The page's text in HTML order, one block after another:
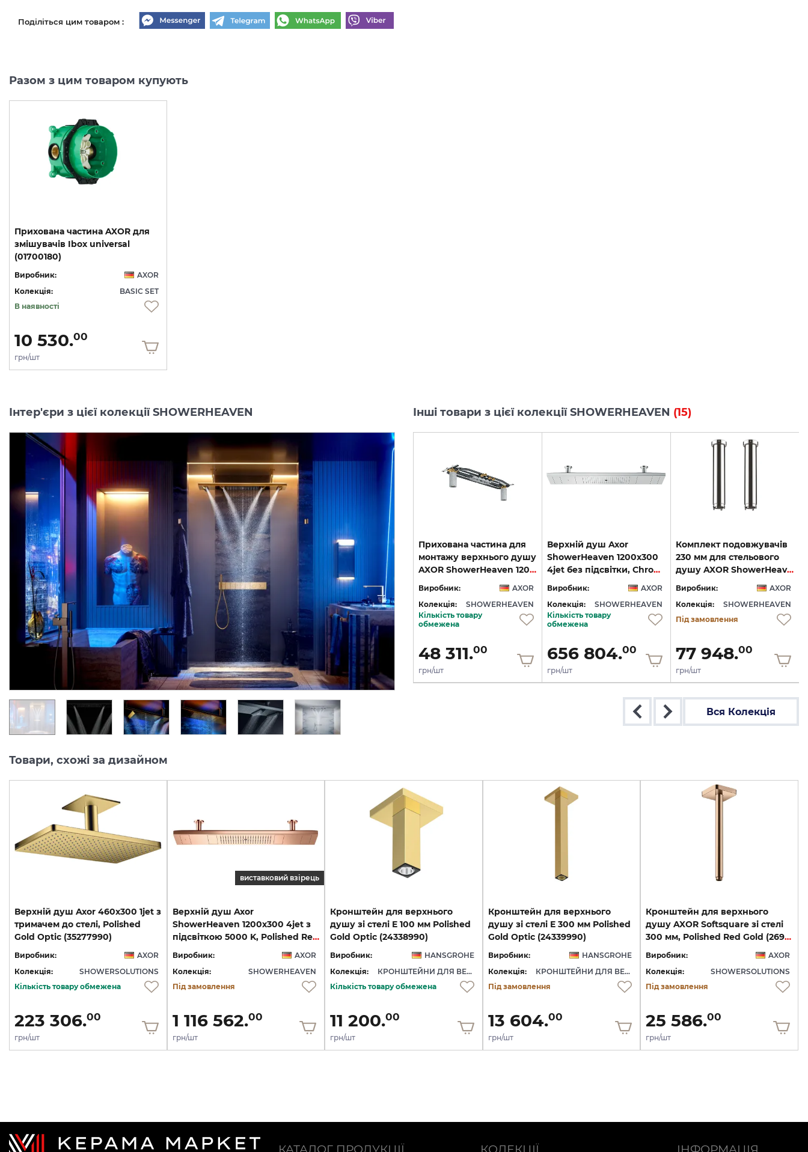
Поділіться цим товаром :
Разом з цим товаром купують
Прихована частина AXOR для
змішувачів Ibox universal
(01700180)
Виробник:
AXOR
Колекція:
BASIC SET
В наявності
10 530.00
грн/шт
Інтер'єри з цієї колекції SHOWERHEAVEN Інші товари з цієї колекції SHOWERHEAVEN (15)
Прихована частина для
монтажу верхнього душу
AXOR ShowerHeaven 1200/300 4Jet з модулем світла (12922180)
Виробник:
AXOR
Колекція:
SHOWERHEAVEN
Під замовлення
48 311.00
грн/шт
новинкa
Верхній душ Axor
ShowerHeaven 1200х300
Виробник:
AXOR
Колекція:
SHOWERHEAVEN
Під замовлення
744 374.00
грн/шт
Верхній душ Axor
ShowerHeaven 1200х300
AXOR
Колекція:
SHOWERHEAVEN
Під замовлення
985 209.00
грн/шт
Прихована частина для
монтажу верхнього душу
AXOR ShowerHeaven 1200/300 4Jet (10922180)
Виробник:
AXOR
Колекція:
SHOWERHEAVEN
Кількість товару
обмежена
48 311.00
грн/шт
Верхній душ Axor
ShowerHeaven 1200х300
4jet без підсвітки, Chrome (10637000)
Виробник:
AXOR
Колекція:
SHOWERHEAVEN
Кількість товару
обмежена
656 804.00
грн/шт
Комплект подовжувачів
230 мм для стельового
душу AXOR ShowerHeaven 1200/300, Chrome (13603000)
Виробник:
AXOR
Колекція:
SHOWERHEAVEN
Під замовлення
77 948.00
грн/шт
Вся Колекція
Товари, схожі за дизайном
Верхній душ Axor 460х300 1jet з
тримачем до стелі, Polished
Gold Optic (35277990)
Виробник:
AXOR
Колекція:
SHOWERSOLUTIONS
Кількість товару обмежена
223 306.00
грн/шт
виставковий взірець
Верхній душ Axor
ShowerHeaven 1200х300 4jet з
підсвіткою 5000 K, Polished Red Gold (10629300)
Виробник:
AXOR
Колекція:
SHOWERHEAVEN
Під замовлення
1 116 562.00
грн/шт
Кронштейн для верхнього
душу зі стелі E 100 мм Polished
Gold Optic (24338990)
Виробник:
HANSGROHE
Колекція:
КРОНШТЕЙНИ ДЛЯ ВЕРХНЬОГО ДУШУ
Кількість товару обмежена
11 200.00
грн/шт
Кронштейн для верхнього
душу зі стелі E 300 мм Polished
Gold Optic (24339990)
Виробник:
HANSGROHE
Колекція:
КРОНШТЕЙНИ ДЛЯ ВЕРХНЬОГО ДУШУ
Під замовлення
13 604.00
грн/шт
Кронштейн для верхнього
душу AXOR Softsquare зі стелі
300 мм, Polished Red Gold (26966300)
Виробник:
AXOR
Колекція:
SHOWERSOLUTIONS
Під замовлення
25 586.00
грн/шт
КАТАЛОГ ПРОДУКЦІЇ КОЛЕКЦІЇ ІНФОРМАЦІЯ